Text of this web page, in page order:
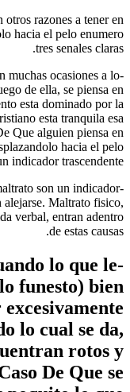
razones a tener en
hacia el pelo enumero
tres senales claras.
muchas ocasiones a lo
de ella, se piensa en
esta dominado por la
esta tranquila esa
Que alguien piensa en
hacia el pelo
indicador trascendente.
son un indicador
alejarse. Maltrato fisico,
verbal, entran adentro
de estas causas.
lo que le
funesto) bien
lo cual se da,
rotos y
De Que se